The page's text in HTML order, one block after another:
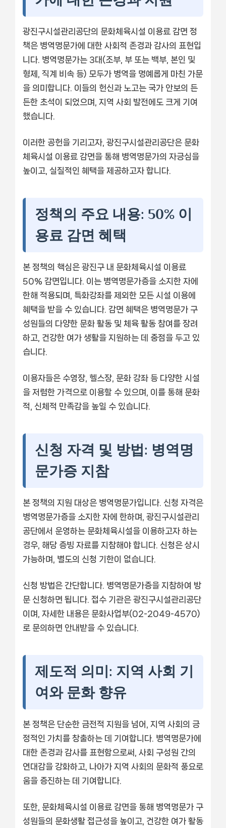
광진구시설관리공단의 문화체육시설 이용료 감면 정
책은 병역명문가에 대한 사회적 존경과 감사의 표현입
니다. 병역명문가는 3대(조부, 부 또는 백부, 본인 및
형제, 직계 비속 등) 모두가 병역을 명예롭게 마친 가문
을 의미합니다. 이들의 헌신과 노고는 국가 안보의 든
든한 초석이 되었으며, 지역 사회 발전에도 크게 기여
했습니다.
이러한 공헌을 기리고자, 광진구시설관리공단은 문화
체육시설 이용료 감면을 통해 병역명문가의 자긍심을
높이고, 실질적인 혜택을 제공하고자 합니다.
정책의 주요 내용: 50% 이
용료 감면 혜택
본 정책의 핵심은 광진구 내 문화체육시설 이용료
50% 감면입니다. 이는 병역명문가증을 소지한 자에
한해 적용되며, 특화강좌를 제외한 모든 시설 이용에
혜택을 받을 수 있습니다. 감면 혜택은 병역명문가 구
성원들의 다양한 문화 활동 및 체육 활동 참여를 장려
하고, 건강한 여가 생활을 지원하는 데 중점을 두고 있
습니다.
이용자들은 수영장, 헬스장, 문화 강좌 등 다양한 시설
을 저렴한 가격으로 이용할 수 있으며, 이를 통해 문화
적, 신체적 만족감을 높일 수 있습니다.
신청 자격 및 방법: 병역명
문가증 지참
본 정책의 지원 대상은 병역명문가입니다. 신청 자격은
병역명문가증을 소지한 자에 한하며, 광진구시설관리
공단에서 운영하는 문화체육시설을 이용하고자 하는
경우, 해당 증빙 자료를 지참해야 합니다. 신청은 상시
가능하며, 별도의 신청 기한이 없습니다.
신청 방법은 간단합니다. 병역명문가증을 지참하여 방
문 신청하면 됩니다. 접수 기관은 광진구시설관리공단
이며, 자세한 내용은 문화사업부(02-2049-4570)
로 문의하면 안내받을 수 있습니다.
제도적 의미: 지역 사회 기
여와 문화 향유
본 정책은 단순한 금전적 지원을 넘어, 지역 사회의 긍
정적인 가치를 창출하는 데 기여합니다. 병역명문가에
대한 존경과 감사를 표현함으로써, 사회 구성원 간의
연대감을 강화하고, 나아가 지역 사회의 문화적 풍요로
움을 증진하는 데 기여합니다.
또한, 문화체육시설 이용료 감면을 통해 병역명문가 구
성원들의 문화생활 접근성을 높이고, 건강한 여가 활동